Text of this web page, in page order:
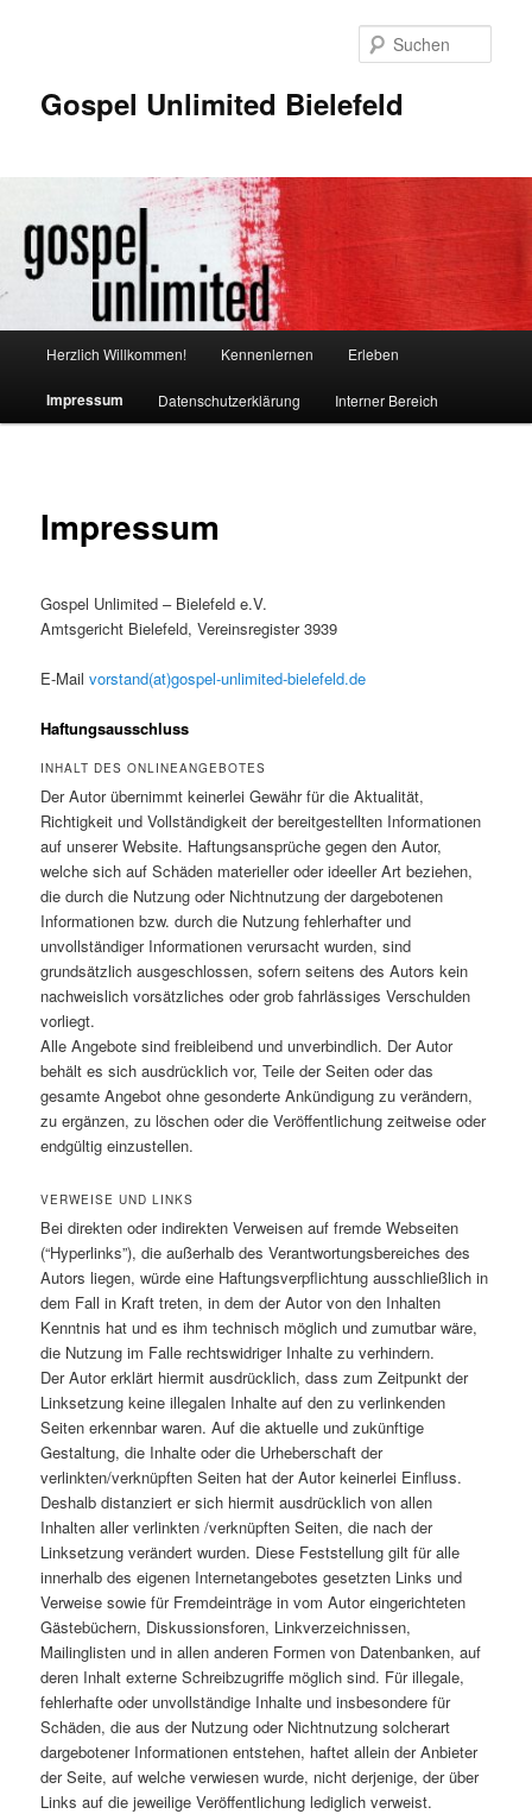
Gospel Unlimited Bielefeld
Herzlich Willkommen! Kennenlernen Erleben
Impressum Datenschutzerklärung Interner Bereich
Impressum
Gospel Unlimited – Bielefeld e.V.
Amtsgericht Bielefeld, Vereinsregister 3939
E-Mailvorstand(at)gospel-unlimited-bielefeld.de
Haftungsausschluss
INHALT DES ONLINEANGEBOTES
Der Autor übernimmt keinerlei Gewähr für die Aktualität,
Richtigkeit und Vollständigkeit der bereitgestellten Informationen
auf unserer Website. Haftungsansprüche gegen den Autor,
welche sich auf Schäden materieller oder ideeller Art beziehen,
die durch die Nutzung oder Nichtnutzung der dargebotenen
Informationen bzw. durch die Nutzung fehlerhafter und
unvollständiger Informationen verursacht wurden, sind
grundsätzlich ausgeschlossen, sofern seitens des Autors kein
nachweislich vorsätzliches oder grob fahrlässiges Verschulden
vorliegt.
Alle Angebote sind freibleibend und unverbindlich. Der Autor
behält es sich ausdrücklich vor, Teile der Seiten oder das
gesamte Angebot ohne gesonderte Ankündigung zu verändern,
zu ergänzen, zu löschen oder die Veröffentlichung zeitweise oder
endgültig einzustellen.
VERWEISE UND LINKS
Bei direkten oder indirekten Verweisen auf fremde Webseiten
(“Hyperlinks”), die außerhalb des Verantwortungsbereiches des
Autors liegen, würde eine Haftungsverpflichtung ausschließlich in
dem Fall in Kraft treten, in dem der Autor von den Inhalten
Kenntnis hat und es ihm technisch möglich und zumutbar wäre,
die Nutzung im Falle rechtswidriger Inhalte zu verhindern.
Der Autor erklärt hiermit ausdrücklich, dass zum Zeitpunkt der
Linksetzung keine illegalen Inhalte auf den zu verlinkenden
Seiten erkennbar waren. Auf die aktuelle und zukünftige
Gestaltung, die Inhalte oder die Urheberschaft der
verlinkten/verknüpften Seiten hat der Autor keinerlei Einfluss.
Deshalb distanziert er sich hiermit ausdrücklich von allen
Inhalten aller verlinkten /verknüpften Seiten, die nach der
Linksetzung verändert wurden. Diese Feststellung gilt für alle
innerhalb des eigenen Internetangebotes gesetzten Links und
Verweise sowie für Fremdeinträge in vom Autor eingerichteten
Gästebüchern, Diskussionsforen, Linkverzeichnissen,
Mailinglisten und in allen anderen Formen von Datenbanken, auf
deren Inhalt externe Schreibzugriffe möglich sind. Für illegale,
fehlerhafte oder unvollständige Inhalte und insbesondere für
Schäden, die aus der Nutzung oder Nichtnutzung solcherart
dargebotener Informationen entstehen, haftet allein der Anbieter
der Seite, auf welche verwiesen wurde, nicht derjenige, der über
Links auf die jeweilige Veröffentlichung lediglich verweist.